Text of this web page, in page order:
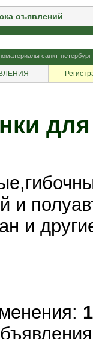
оъявлений
санкт-петербург
и